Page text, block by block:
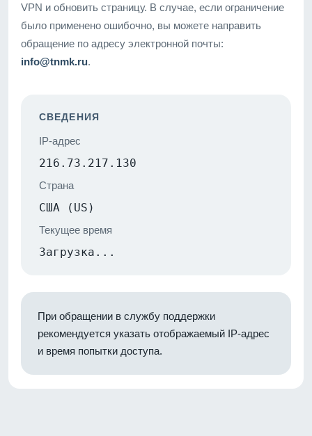
VPN и обновить страницу. В случае, если ограничение
было применено ошибочно, вы можете направить
обращение по адресу электронной почты:
info@tnmk.ru.
СВЕДЕНИЯ
IP-адрес
216.73.217.130
Страна
США (US)
Текущее время
Загрузка...
При обращении в службу поддержки
рекомендуется указать отображаемый IP-адрес
и время попытки доступа.